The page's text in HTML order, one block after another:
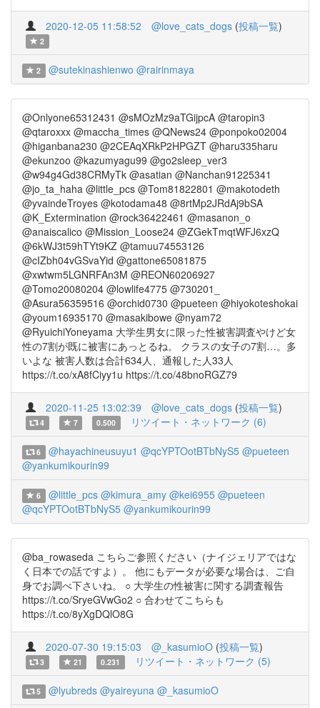
2020-12-05 11:58:52 @love_cats_dogs (投稿一覧)
2
2 @sutekinashienwo @rairinmaya
@Onlyone65312431 @sMOzMz9aTGijpcA @taropin3
@qtaroxxx @maccha_times @QNews24 @ponpoko02004
@higanbana230 @2CEAqXRkP2HPGZT @haru335haru
@ekunzoo @kazumyagu99 @go2sleep_ver3
@w94g4Gd38CRMyTk @asatian @Nanchan91225341
@jo_ta_haha @little_pcs @Tom81822801 @makotodeth
@yvaindeTroyes @kotodama48 @8rtMp2JRdAj9bSA
@K_Extermination @rock36422461 @masanon_o
@anaiscalico @Mission_Loose24 @ZGekTmqtWFJ6xzQ
@6kWJ3t59hTYt9KZ @tamuu74553126
@cIZbh04vGSvaYid @gattone65081875
@xwtwm5LGNRFAn3M @REON60206927
@Tomo20080204 @lowlife4775 @730201_
@Asura56359516 @orchid0730 @pueteen @hiyokoteshokai
@youm16935170 @masakibowe @nyam72
@RyuichiYoneyama 大学生男女に限った性被害調査やけど女
性の7割が既に被害にあっとるね。 クラスの女子の7割…。多
いよな 被害人数は合計634人、通報した人33人
https://t.co/xA8fCiyy1u https://t.co/48bnoRGZ79
2020-11-25 13:02:39 @love_cats_dogs (投稿一覧)
4 7 0.500 リツイート・ネットワーク (6)
6 @hayachineusuyu1 @qcYPTOotBTbNyS5 @pueteen
@yankumikourin99
6 @little_pcs @kimura_amy @kei6955 @pueteen
@qcYPTOotBTbNyS5 @yankumikourin99
@ba_rowaseda こちらご参照ください（ナイジェリアではな
く日本での話ですよ）。 他にもデータが必要な場合は、ご自
身でお調べ下さいね。 ○ 大学生の性被害に関する調査報告
https://t.co/SryeGVwGo2 ○ 合わせてこちらも
https://t.co/8yXgDQlO8G
2020-07-30 19:15:03 @_kasumioO (投稿一覧)
3 21 0.231 リツイート・ネットワーク (5)
5 @lyubreds @yaireyuna @_kasumioO